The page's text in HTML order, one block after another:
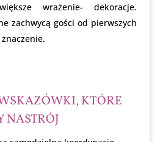
wrażenie- dekoracje.
zachwycą gości od pierwszych
KTÓRE
NASTRÓJ